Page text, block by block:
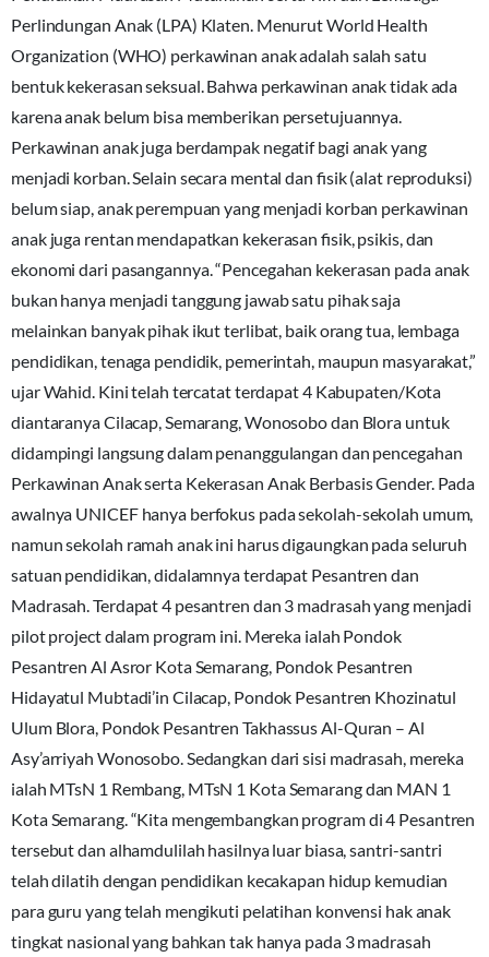
Perlindungan Anak (LPA) Klaten. Menurut World Health
Organization (WHO) perkawinan anak adalah salah satu
bentuk kekerasan seksual. Bahwa perkawinan anak tidak ada
karena anak belum bisa memberikan persetujuannya.
Perkawinan anak juga berdampak negatif bagi anak yang
menjadi korban. Selain secara mental dan fisik (alat reproduksi)
belum siap, anak perempuan yang menjadi korban perkawinan
anak juga rentan mendapatkan kekerasan fisik, psikis, dan
ekonomi dari pasangannya. “Pencegahan kekerasan pada anak
bukan hanya menjadi tanggung jawab satu pihak saja
melainkan banyak pihak ikut terlibat, baik orang tua, lembaga
pendidikan, tenaga pendidik, pemerintah, maupun masyarakat,”
ujar Wahid. Kini telah tercatat terdapat 4 Kabupaten/Kota
diantaranya Cilacap, Semarang, Wonosobo dan Blora untuk
didampingi langsung dalam penanggulangan dan pencegahan
Perkawinan Anak serta Kekerasan Anak Berbasis Gender. Pada
awalnya UNICEF hanya berfokus pada sekolah-sekolah umum,
namun sekolah ramah anak ini harus digaungkan pada seluruh
satuan pendidikan, didalamnya terdapat Pesantren dan
Madrasah. Terdapat 4 pesantren dan 3 madrasah yang menjadi
pilot project dalam program ini. Mereka ialah Pondok
Pesantren Al Asror Kota Semarang, Pondok Pesantren
Hidayatul Mubtadi’in Cilacap, Pondok Pesantren Khozinatul
Ulum Blora, Pondok Pesantren Takhassus Al-Quran – Al
Asy’arriyah Wonosobo. Sedangkan dari sisi madrasah, mereka
ialah MTsN 1 Rembang, MTsN 1 Kota Semarang dan MAN 1
Kota Semarang. “Kita mengembangkan program di 4 Pesantren
tersebut dan alhamdulilah hasilnya luar biasa, santri-santri
telah dilatih dengan pendidikan kecakapan hidup kemudian
para guru yang telah mengikuti pelatihan konvensi hak anak
tingkat nasional yang bahkan tak hanya pada 3 madrasah